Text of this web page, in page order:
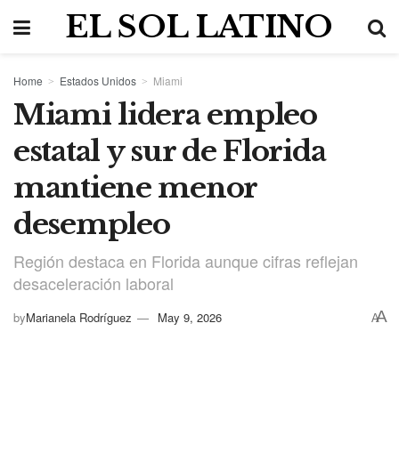
EL SOL LATINO
Home Estados Unidos Miami
Miami lidera empleo
estatal y sur de Florida
mantiene menor
desempleo
Región destaca en Florida aunque cifras reflejan
desaceleración laboral
byMarianela Rodríguez May 9, 2026 AA